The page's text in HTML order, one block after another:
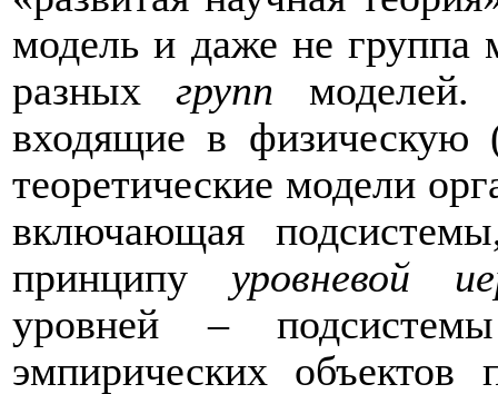
модель и даже не группа
разныхгрупп моделей.
входящие в физическую
теоретические модели
включающая
принципууровневой
уровней –
эмпирических